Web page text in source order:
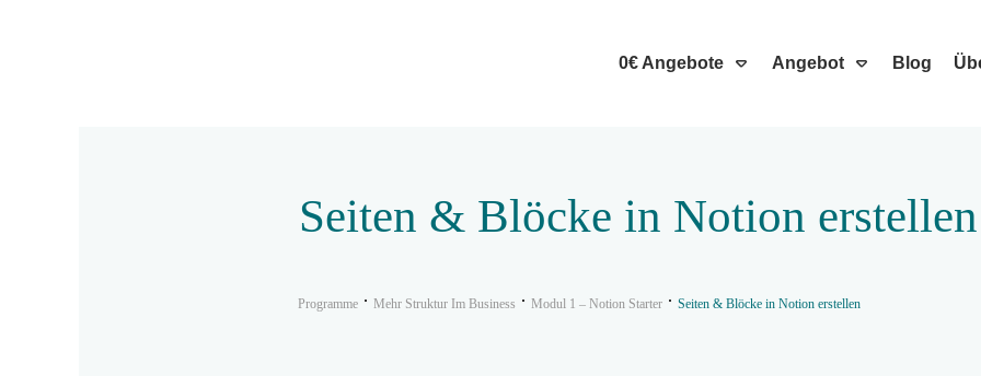
0€ Angebote Angebot Blog
Seiten & Blöcke in Notion erstellen
Programme Mehr Struktur Im Business Modul 1 – Notion Starter Seiten & Blöcke in Notion erstellen